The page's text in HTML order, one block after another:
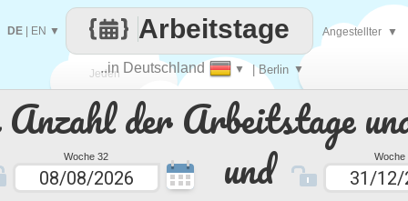
Anzahl der Arbeitstage
Woche 32 und Woche
Jeden
Tag
..in Deutschland ▼ | Berlin ▼
Arbeitstage
DE EN ▼ Angestellter ▼